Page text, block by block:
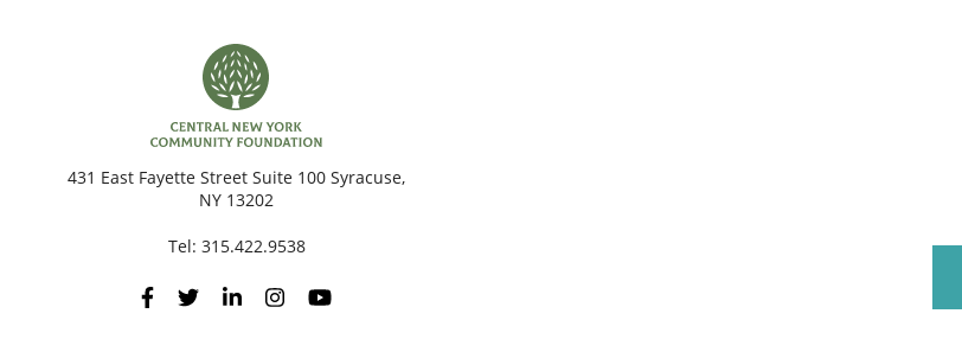
431 East Fayette Street Suite 100 Syracuse,
NY 13202
Tel: 315.422.9538